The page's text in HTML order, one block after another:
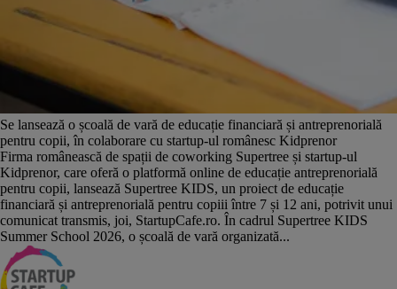
Se lansează o școală de vară de educație financiară și antreprenorială
pentru copii, în colaborare cu startup-ul românesc Kidprenor
Firma românească de spații de coworking Supertree și startup-ul
Kidprenor, care oferă o platformă online de educație antreprenorială
pentru copii, lansează Supertree KIDS, un proiect de educație
financiară și antreprenorială pentru copiii între 7 și 12 ani, potrivit unui
comunicat transmis, joi, StartupCafe.ro. În cadrul Supertree KIDS
Summer School 2026, o școală de vară organizată...